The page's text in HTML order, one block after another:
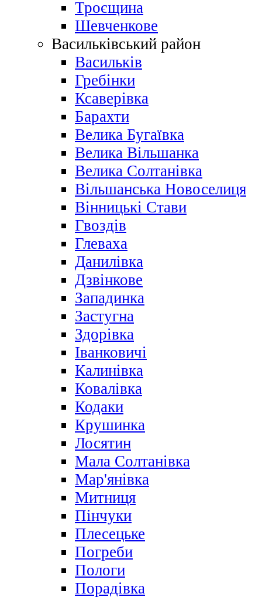
Троєщина
Шевченкове
Васильківський район
Васильків
Гребінки
Ксаверівка
Барахти
Велика Бугаївка
Велика Вільшанка
Велика Солтанівка
Вільшанська Новоселиця
Вінницькі Стави
Гвоздів
Глеваха
Данилівка
Дзвінкове
Западинка
Застугна
Здорівка
Іванковичі
Калинівка
Ковалівка
Кодаки
Крушинка
Лосятин
Мала Солтанівка
Мар'янівка
Митниця
Пінчуки
Плесецьке
Погреби
Пологи
Порадівка